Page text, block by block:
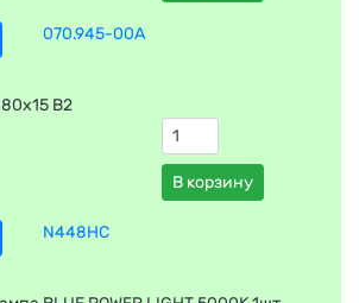
070.945-00A
B2
В корзину
N448HC